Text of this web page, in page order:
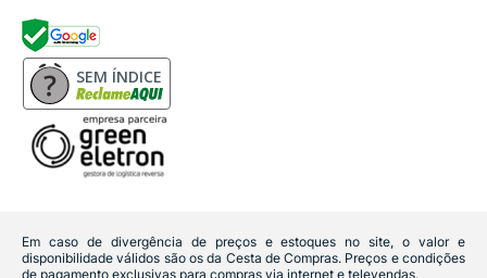
SEM ÍNDICE
Em caso de divergência de preços e estoques no site, o valor e
disponibilidade válidos são os da Cesta de Compras. Preços e condições
de pagamento exclusivas para compras via internet e televendas.